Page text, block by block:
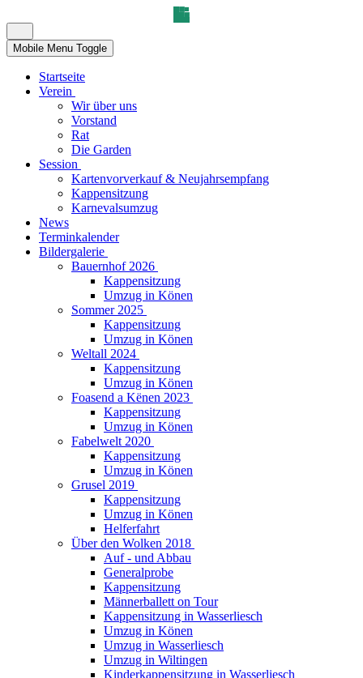
Mobile Menu Toggle
Startseite
Verein
Wir über uns
Vorstand
Rat
Die Garden
Session
Kartenvorverkauf & Neujahrsempfang
Kappensitzung
Karnevalsumzug
News
Terminkalender
Bildergalerie
Bauernhof 2026
Kappensitzung
Umzug in Könen
Sommer 2025
Kappensitzung
Umzug in Könen
Weltall 2024
Kappensitzung
Umzug in Könen
Foasend a Kënen 2023
Kappensitzung
Umzug in Könen
Fabelwelt 2020
Kappensitzung
Umzug in Könen
Grusel 2019
Kappensitzung
Umzug in Könen
Helferfahrt
Über den Wolken 2018
Auf - und Abbau
Generalprobe
Kappensitzung
Männerballett on Tour
Kappensitzung in Wasserliesch
Umzug in Könen
Umzug in Wasserliesch
Umzug in Wiltingen
Kinderkappensitzung in Wasserliesch